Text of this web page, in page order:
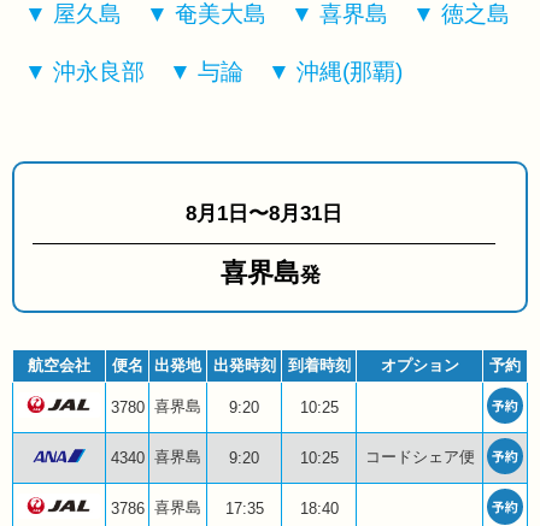
屋久島 奄美大島 喜界島 徳之島
沖永良部 与論 沖縄(那覇)
8月1日〜8月31日
喜界島発
航空会社 便名 出発地 出発時刻 到着時刻 オプション 予約
3780 喜界島 9:20 10:25
4340 喜界島 9:20 10:25 コードシェア便
3786 喜界島 17:35 18:40